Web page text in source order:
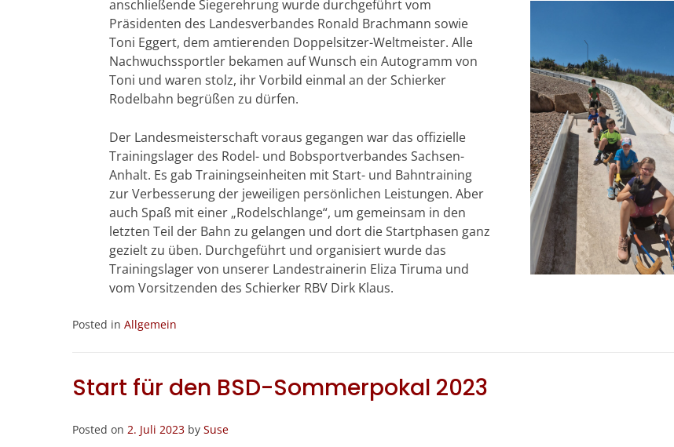
anschließende Siegerehrung wurde durchgeführt vom
Präsidenten des Landesverbandes Ronald Brachmann sowie
Toni Eggert, dem amtierenden Doppelsitzer-Weltmeister. Alle
Nachwuchssportler bekamen auf Wunsch ein Autogramm von
Toni und waren stolz, ihr Vorbild einmal an der Schierker
Rodelbahn begrüßen zu dürfen.
Der Landesmeisterschaft voraus gegangen war das offizielle
Trainingslager des Rodel- und Bobsportverbandes Sachsen-
Anhalt. Es gab Trainingseinheiten mit Start- und Bahntraining
zur Verbesserung der jeweiligen persönlichen Leistungen. Aber
auch Spaß mit einer „Rodelschlange“, um gemeinsam in den
letzten Teil der Bahn zu gelangen und dort die Startphasen ganz
gezielt zu üben. Durchgeführt und organisiert wurde das
Trainingslager von unserer Landestrainerin Eliza Tiruma und
vom Vorsitzenden des Schierker RBV Dirk Klaus.
Posted in Allgemein
Start für den BSD-Sommerpokal 2023
Posted on 2. Juli 2023 by Suse